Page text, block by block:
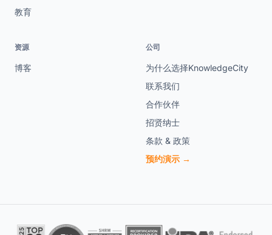
教育
资源
博客
公司
为什么选择KnowledgeCity
联系我们
合作伙伴
招贤纳士
条款 & 政策
预约演示 →